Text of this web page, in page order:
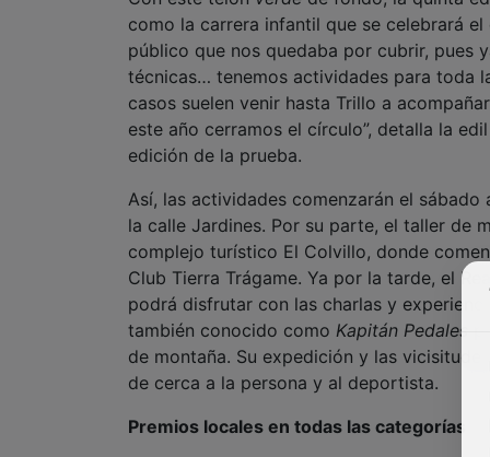
como la carrera infantil que se celebrará
público que nos quedaba por cubrir, pues
técnicas… tenemos actividades para toda
casos suelen venir hasta Trillo a
este año cerramos el círculo”, detalla la
edición de la prueba.
Así, las actividades comenzarán el
la calle Jardines. Por su parte, el taller de
complejo turístico El Colvillo, donde
Club Tierra Trágame. Ya por la tarde, el
podrá disfrutar con las charlas y
también conocido como Kapitán Pedales
de montaña. Su expedición y las
de cerca a la persona y al deportista.
Premios locales en todas las categorías